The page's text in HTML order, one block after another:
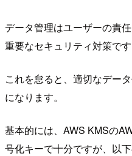
データ管理はユーザーの責
重要なセキュリティ対策です
これを怠ると、適切なデー
になります。
基本的には、AWS KMSの
号化キーで十分ですが、以